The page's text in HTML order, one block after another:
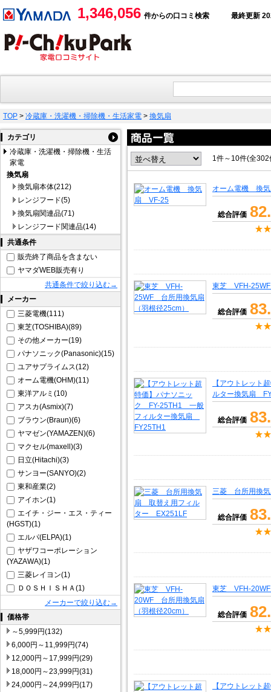
1,346,056 件からの口コミ検索 最終更新
TOP > 冷蔵庫・洗濯機・掃除機・生活家電 > 換気扇
カテゴリ
冷蔵庫・洗濯機・掃除機・生活
家電
換気扇
換気扇本体(212)
レンジフード(5)
換気扇関連品(71)
レンジフード関連品(14)
共通条件
販売終了商品を含まない
ヤマダWEB販売有り
共通条件で絞り込む→
メーカー
三菱電機(111)
東芝(TOSHIBA)(89)
その他メーカー(19)
パナソニック(Panasonic)(15)
ユアサプライムス(12)
オーム電機(OHM)(11)
東洋アルミ(10)
アスカ(Asmix)(7)
ブラウン(Braun)(6)
ヤマゼン(YAMAZEN)(6)
マクセル(maxell)(3)
日立(Hitachi)(3)
サンヨー(SANYO)(2)
東和産業(2)
アイホン(1)
エイチ・ジー・エス・ティー
(HGST)(1)
エルパ(ELPA)(1)
ヤザワコーポレーション
(YAZAWA)(1)
三菱レイヨン(1)
ＤＯＳＨＩＳＨＡ(1)
メーカーで絞り込む→
価格帯
～5,999円(132)
6,000円～11,999円(74)
12,000円～17,999円(29)
18,000円～23,999円(31)
24,000円～24,999円(17)
1件～10件(全
オーム電機 換
総合評価
東芝 VFH-
総合評価
【アウトレッ
ルター換気扇
総合評価
三菱 台所用換
総合評価
東芝 VFH-
総合評価
【アウトレッ